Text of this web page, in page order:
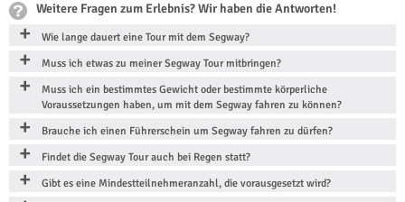
Weitere Fragen zum Erlebnis? Wir haben die Antworten!
Wie lange dauert eine Tour mit dem Segway?
Muss ich etwas zu meiner Segway Tour mitbringen?
Muss ich ein bestimmtes Gewicht oder bestimmte körperliche
Voraussetzungen haben, um mit dem Segway fahren zu können?
Brauche ich einen Führerschein um Segway fahren zu dürfen?
Findet die Segway Tour auch bei Regen statt?
Gibt es eine Mindestteilnehmeranzahl, die vorausgesetzt wird?